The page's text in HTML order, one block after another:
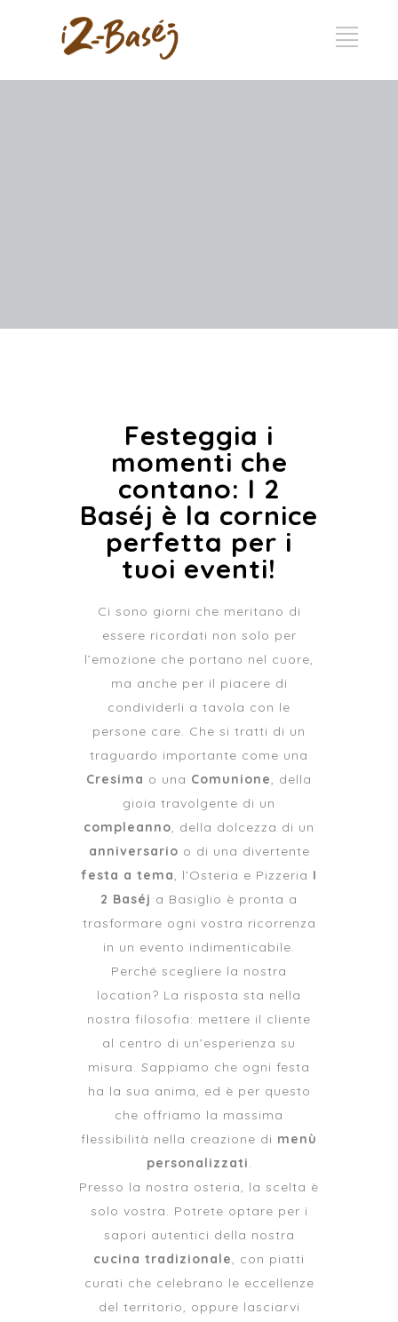
Festeggia i
momenti che
contano: I 2
Baséj è la cornice
perfetta per i
tuoi eventi!
Ci sono giorni che meritano di
essere ricordati non solo per
l’emozione che portano nel cuore,
ma anche per il piacere di
condividerli a tavola con le
persone care. Che si tratti di un
traguardo importante come una
Cresima o una Comunione, della
gioia travolgente di un
compleanno, della dolcezza di un
anniversario o di una divertente
festa a tema, l’Osteria e Pizzeria I
2 Baséj a Basiglio è pronta a
trasformare ogni vostra ricorrenza
in un evento indimenticabile.
Perché scegliere la nostra
location? La risposta sta nella
nostra filosofia: mettere il cliente
al centro di un’esperienza su
misura. Sappiamo che ogni festa
ha la sua anima, ed è per questo
che offriamo la massima
flessibilità nella creazione di menù
personalizzati.
Presso la nostra osteria, la scelta è
solo vostra. Potrete optare per i
sapori autentici della nostra
cucina tradizionale, con piatti
curati che celebrano le eccellenze
del territorio, oppure lasciarvi